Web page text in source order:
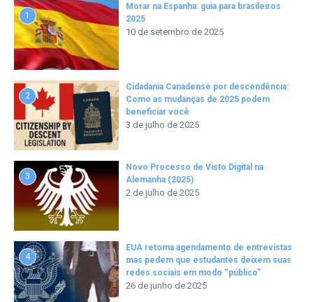
1
Morar na Espanha: guia para brasileiros
2025
10 de setembro de 2025
2
Cidadania Canadense por descendência:
Como as mudanças de 2025 podem
beneficiar você
3 de julho de 2025
3
Novo Processo de Visto Digital na
Alemanha (2025)
2 de julho de 2025
4
EUA retoma agendamento de entrevistas
mas pedem que estudantes deixem suas
redes sociais em modo “público”
26 de junho de 2025